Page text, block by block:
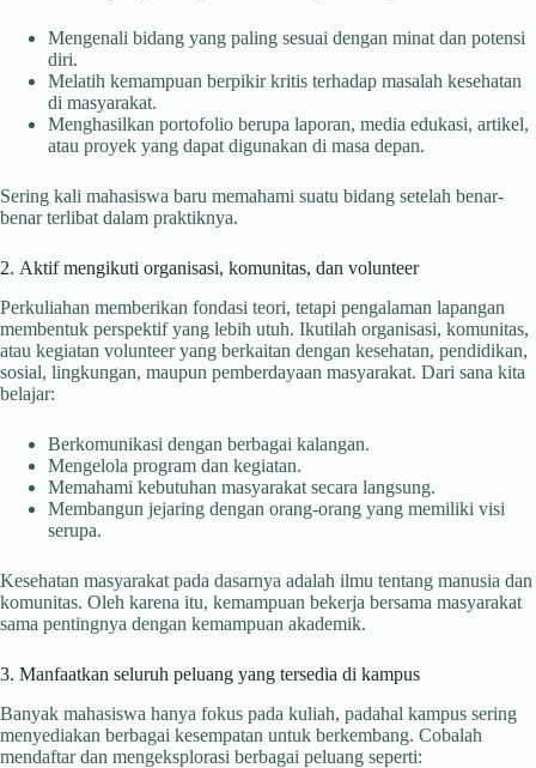
Mengenali bidang yang paling sesuai dengan minat dan potensi
diri.
Melatih kemampuan berpikir kritis terhadap masalah kesehatan
di masyarakat.
Menghasilkan portofolio berupa laporan, media edukasi, artikel,
atau proyek yang dapat digunakan di masa depan.
Sering kali mahasiswa baru memahami suatu bidang setelah benar-
benar terlibat dalam praktiknya.
2. Aktif mengikuti organisasi, komunitas, dan volunteer
Perkuliahan memberikan fondasi teori, tetapi pengalaman lapangan
membentuk perspektif yang lebih utuh. Ikutilah organisasi, komunitas,
atau kegiatan volunteer yang berkaitan dengan kesehatan, pendidikan,
sosial, lingkungan, maupun pemberdayaan masyarakat. Dari sana kita
belajar:
Berkomunikasi dengan berbagai kalangan.
Mengelola program dan kegiatan.
Memahami kebutuhan masyarakat secara langsung.
Membangun jejaring dengan orang-orang yang memiliki visi
serupa.
Kesehatan masyarakat pada dasarnya adalah ilmu tentang manusia dan
komunitas. Oleh karena itu, kemampuan bekerja bersama masyarakat
sama pentingnya dengan kemampuan akademik.
3. Manfaatkan seluruh peluang yang tersedia di kampus
Banyak mahasiswa hanya fokus pada kuliah, padahal kampus sering
menyediakan berbagai kesempatan untuk berkembang. Cobalah
mendaftar dan mengeksplorasi berbagai peluang seperti: